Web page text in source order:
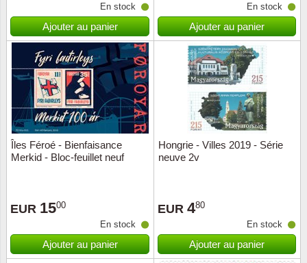
En stock
Ajouter au panier
En stock
Ajouter au panier
Îles Féroé - Bienfaisance
Merkid - Bloc-feuillet neuf
EUR 1500
En stock
Ajouter au panier
Hongrie - Villes 2019 - Série
neuve 2v
EUR 480
En stock
Ajouter au panier
Fleurs
Grèce
Islande